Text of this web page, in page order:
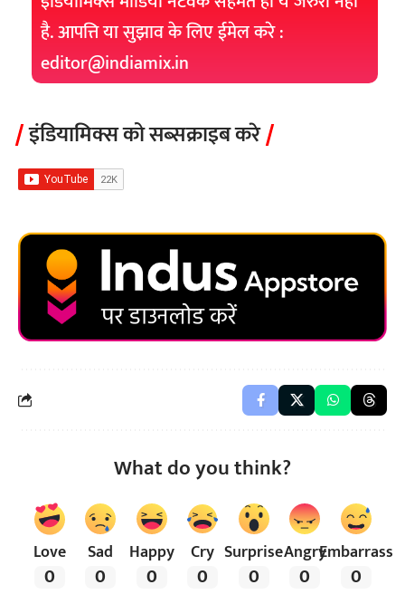
है. आपत्ति या सुझाव के लिए ईमेल करे :
editor@indiamix.in
इंडियामिक्स को सब्सक्राइब करे
What do you think?
Love
0
Sad
0
Happy
0
Cry
0
Surprise
0
Angry
0
Embarrass
0